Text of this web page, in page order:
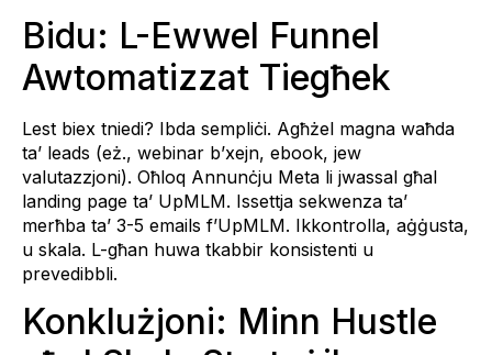
Bidu: L-Ewwel Funnel
Awtomatizzat Tiegħek
Lest biex tniedi? Ibda sempliċi. Agħżel magna waħda
ta’ leads (eż., webinar b’xejn, ebook, jew
valutazzjoni). Oħloq Annunċju Meta li jwassal għal
landing page ta’ UpMLM. Issettja sekwenza ta’
merħba ta’ 3-5 emails f’UpMLM. Ikkontrolla, aġġusta,
u skala. L-għan huwa tkabbir konsistenti u
prevedibbli.
Konklużjoni: Minn Hustle